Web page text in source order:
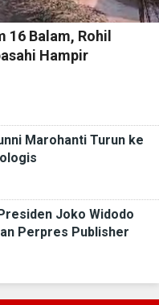
16 Balam, Rohil
Hampir
Marohanti Turun ke
Joko Widodo
Perpres Publisher